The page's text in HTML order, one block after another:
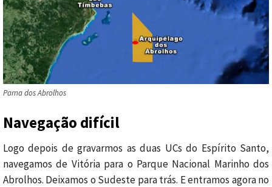
Parna dos Abrolhos
Navegação difícil
Logo depois de gravarmos as duas UCs do Espírito Santo,
navegamos de Vitória para o Parque Nacional Marinho dos
Abrolhos. Deixamos o Sudeste para trás. E entramos agora no